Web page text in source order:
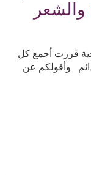
والشعر My Favorite Morning
قررت أجمع كل
وأقولكم عن